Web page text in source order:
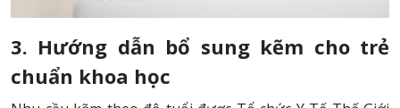
3. Hướng dẫn bổ sung kẽm cho trẻ
chuẩn khoa học